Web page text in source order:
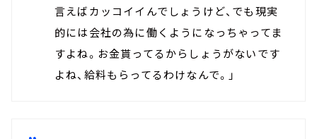
言えばカッコイイんでしょうけど、でも現実
的には会社の為に働くようになっちゃってま
すよね。お金貰ってるからしょうがないです
よね、給料もらってるわけなんで。」